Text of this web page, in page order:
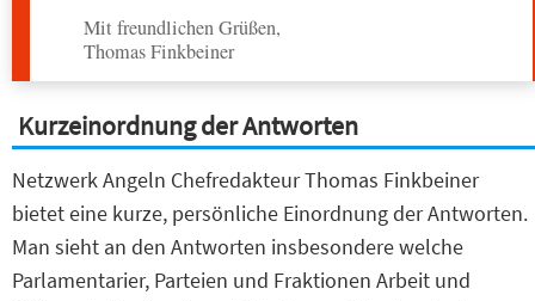
Mit freundlichen Grüßen,
Thomas Finkbeiner
Kurzeinordnung der Antworten
Netzwerk Angeln Chefredakteur Thomas Finkbeiner
bietet eine kurze, persönliche Einordnung der Antworten.
Man sieht an den Antworten insbesondere welche
Parlamentarier, Parteien und Fraktionen Arbeit und